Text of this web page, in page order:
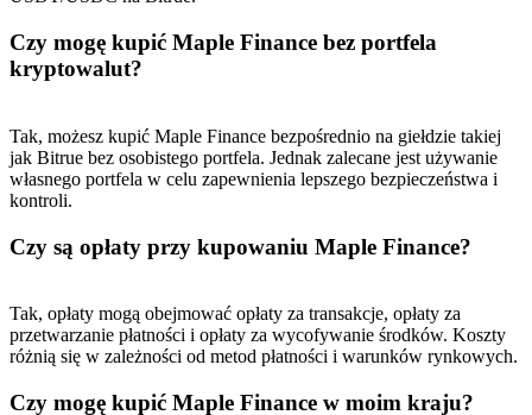
Czy mogę kupić Maple Finance bez portfela
kryptowalut?
Tak, możesz kupić Maple Finance bezpośrednio na giełdzie takiej
jak Bitrue bez osobistego portfela. Jednak zalecane jest używanie
własnego portfela w celu zapewnienia lepszego bezpieczeństwa i
kontroli.
Czy są opłaty przy kupowaniu Maple Finance?
Tak, opłaty mogą obejmować opłaty za transakcje, opłaty za
przetwarzanie płatności i opłaty za wycofywanie środków. Koszty
różnią się w zależności od metod płatności i warunków rynkowych.
Czy mogę kupić Maple Finance w moim kraju?